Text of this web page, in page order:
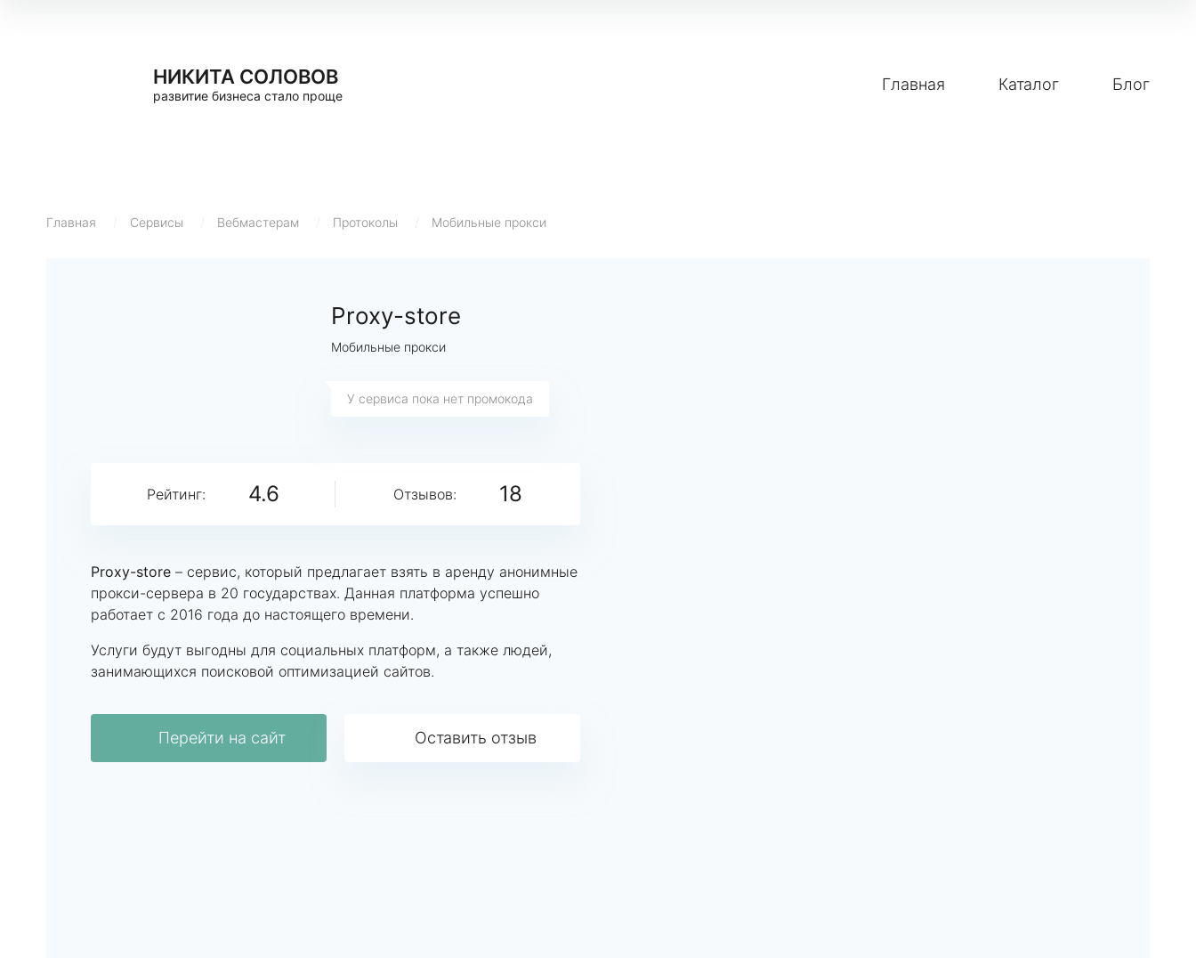
НИКИТА СОЛОВОВ
развитие бизнеса стало проще
Главная Каталог Блог
Главная Сервисы Вебмастерам Протоколы Мобильные прокси
Proxy-store
Мобильные прокси
У сервиса пока нет промокода
Рейтинг: 4.6 Отзывов: 18
Proxy-store – сервис, который предлагает взять в аренду анонимные
прокси-сервера в 20 государствах. Данная платформа успешно
работает с 2016 года до настоящего времени.
Услуги будут выгодны для социальных платформ, а также людей,
занимающихся поисковой оптимизацией сайтов.
Перейти на сайт Оставить отзыв